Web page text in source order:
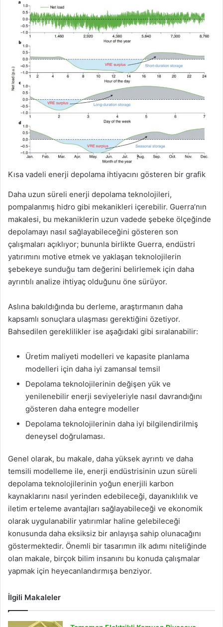
Kısa vadeli enerji depolama ihtiyacını gösteren bir grafik
Daha uzun süreli enerji depolama teknolojileri,
pompalanmış hidro gibi mekanikleri içerebilir. Guerra’nın
makalesi, bu mekaniklerin uzun vadede şebeke ölçeğinde
depolamayı nasıl sağlayabileceğini gösteren son
çalışmaları açıklıyor; bununla birlikte Guerra, endüstri
yatırımını motive etmek ve yaklaşan teknolojilerin
şebekeye sunduğu tam değerini belirlemek için daha
ayrıntılı analize ihtiyaç olduğunu öne sürüyor.
Aslına bakıldığında bu derleme, araştırmanın daha
kapsamlı sonuçlara ulaşması gerektiğini özetiyor.
Bahsedilen gereklilikler ise aşağıdaki gibi sıralanabilir:
Üretim maliyeti modelleri ve kapasite planlama
modelleri için daha iyi zamansal temsil
Depolama teknolojilerinin değişen yük ve
yenilenebilir enerji seviyeleriyle nasıl davrandığını
gösteren daha entegre modeller
Depolama teknolojilerinin daha iyi bilgilendirilmiş
deneysel doğrulaması.
Genel olarak, bu makale, daha yüksek ayrıntı ve daha
temsili modelleme ile, enerji endüstrisinin uzun süreli
depolama teknolojilerinin yoğun enerjili karbon
kaynaklarını nasıl yerinden edebileceği, dayanıklılık ve
iletim erteleme avantajları sağlayabileceği ve ekonomik
olarak uygulanabilir yatırımlar haline gelebileceği
konusunda daha eksiksiz bir anlayışa sahip olunacağını
göstermektedir. Önemli bir tasarımın ilk adımı niteliğinde
olan makale, birçok bilim insanını bu konuda çalışmalar
yapmak için heyecanlandırmışa benziyor.
İlgili Makaleler